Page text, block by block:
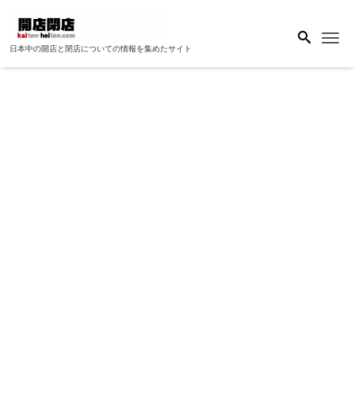
日本中の開店と閉店についての情報を集めたサイト